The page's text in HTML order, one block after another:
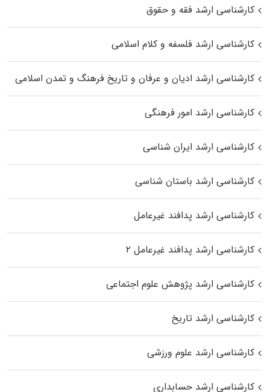
کارشناسی ارشد فقه و حقوق
کارشناسی ارشد فلسفه و کلام اسلامی
کارشناسی ارشد ادیان و عرفان و تاریخ فرهنگ و تمدن اسلامی
کارشناسی ارشد امور فرهنگی
کارشناسی ارشد ایران شناسی
کارشناسی ارشد باستان شناسی
کارشناسی ارشد پدافند غیرعامل
کارشناسی ارشد پدافند غیرعامل ۲
کارشناسی ارشد پژوهش علوم اجتماعی
کارشناسی ارشد تاریخ
کارشناسی ارشد علوم ورزشی
کارشناسی ارشد حسابداری